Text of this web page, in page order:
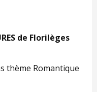
de Florilèges
thème Romantique